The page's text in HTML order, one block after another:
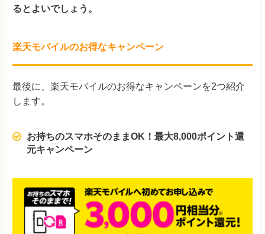
るとよいでしょう。
楽天モバイルのお得なキャンペーン
最後に、楽天モバイルのお得なキャンペーンを2つ紹介
します。
お持ちのスマホそのままOK！最大8,000ポイント還
元キャンペーン